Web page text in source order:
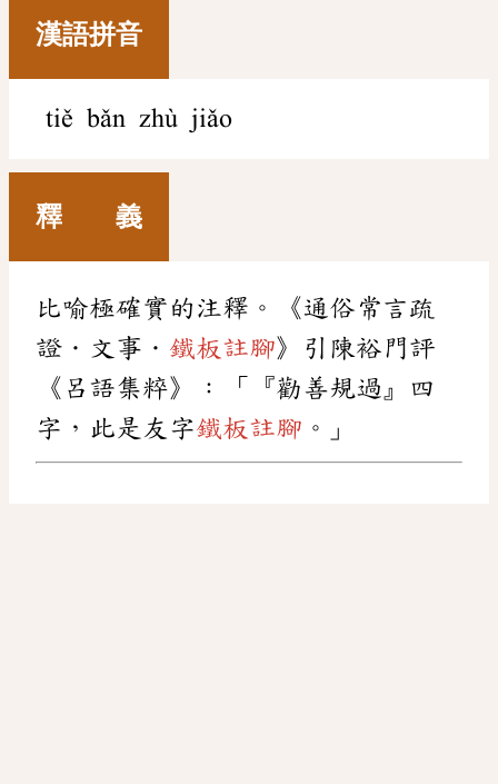
漢語拼音
tiě bǎn zhù jiǎo
釋 義
比喻極確實的注釋。《通俗常言疏
證．文事． 鐵板註腳》引陳裕門評
《呂語集粹》：「『勸善規過』四
字，此是友字鐵板註腳 。」